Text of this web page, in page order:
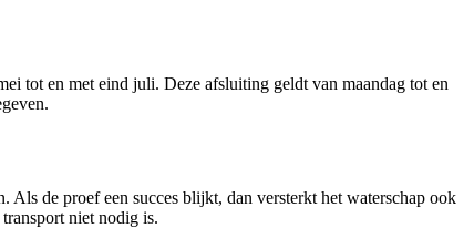
tot en met eind juli. Deze afsluiting geldt van maandag tot en
de proef een succes blijkt, dan versterkt het waterschap ook
niet nodig is.